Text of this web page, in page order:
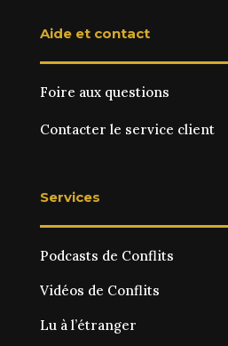
Aide et contact
Foire aux questions
Contacter le service client
Services
Podcasts de Conflits
Vidéos de Conflits
Lu à l’étranger